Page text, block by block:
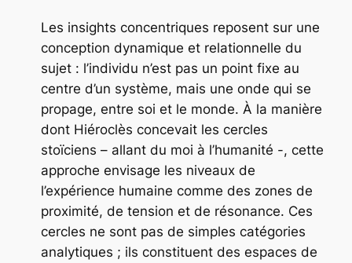
Les insights concentriques reposent sur une
conception dynamique et relationnelle du
sujet : l’individu n’est pas un point fixe au
centre d’un système, mais une onde qui se
propage, entre soi et le monde. À la manière
dont Hiéroclès concevait les cercles
stoïciens – allant du moi à l’humanité -, cette
approche envisage les niveaux de
l’expérience humaine comme des zones de
proximité, de tension et de résonance. Ces
cercles ne sont pas de simples catégories
analytiques ; ils constituent des espaces de